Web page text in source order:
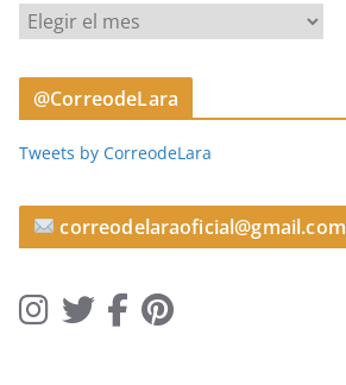
r
t
u
s
@CorreodeLara
Tweets by CorreodeLara
correodelaraoficial@gmail.com